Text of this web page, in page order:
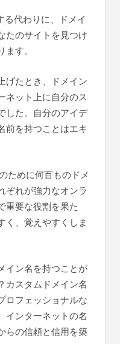
る代わりに、ドメイ
たのサイトを見つけ
す。
げたとき、ドメイン
ネット上に自分のス
した。自分のアイデ
前を持つことはエキ
ために何百ものドメ
ぞれが強力なオンラ
重要な役割を果た
く、覚えやすくしま
イン名を持つことが
カスタムドメイン名
ロフェッショナルな
インターネットの名
らの信頼と信用を築